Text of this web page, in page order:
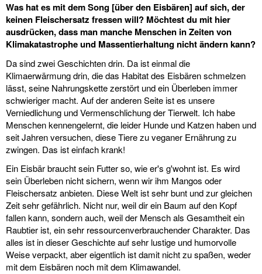
Was hat es mit dem Song [über den Eisbären] auf sich, der
keinen Fleischersatz fressen will? Möchtest du mit hier
ausdrücken, dass man manche Menschen in Zeiten von
Klimakatastrophe und Massentierhaltung nicht ändern kann?
Da sind zwei Geschichten drin. Da ist einmal die
Klimaerwärmung drin, die das Habitat des Eisbären schmelzen
lässt, seine Nahrungskette zerstört und ein Überleben immer
schwieriger macht. Auf der anderen Seite ist es unsere
Verniedlichung und Vermenschlichung der Tierwelt. Ich habe
Menschen kennengelernt, die leider Hunde und Katzen haben und
seit Jahren versuchen, diese Tiere zu veganer Ernährung zu
zwingen. Das ist einfach krank!
Ein Eisbär braucht sein Futter so, wie er's g'wohnt ist. Es wird
sein Überleben nicht sichern, wenn wir ihm Mangos oder
Fleischersatz anbieten. Diese Welt ist sehr bunt und zur gleichen
Zeit sehr gefährlich. Nicht nur, weil dir ein Baum auf den Kopf
fallen kann, sondern auch, weil der Mensch als Gesamtheit ein
Raubtier ist, ein sehr ressourcenverbrauchender Charakter. Das
alles ist in dieser Geschichte auf sehr lustige und humorvolle
Weise verpackt, aber eigentlich ist damit nicht zu spaßen, weder
mit dem Eisbären noch mit dem Klimawandel.